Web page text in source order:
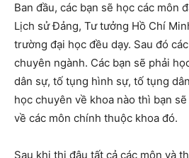
Ban đầu, các bạn sẽ học các môn
Lịch sử Đảng, Tư tưởng Hồ Chí
trường đại học đều dạy. Sau đó
chuyên ngành. Các bạn sẽ phải
dân sự, tố tụng hình sự, tố tụng
học chuyên về khoa nào thì bạn
về các môn chính thuộc khoa đó.
Sau khi thi đậu tất cả các môn và